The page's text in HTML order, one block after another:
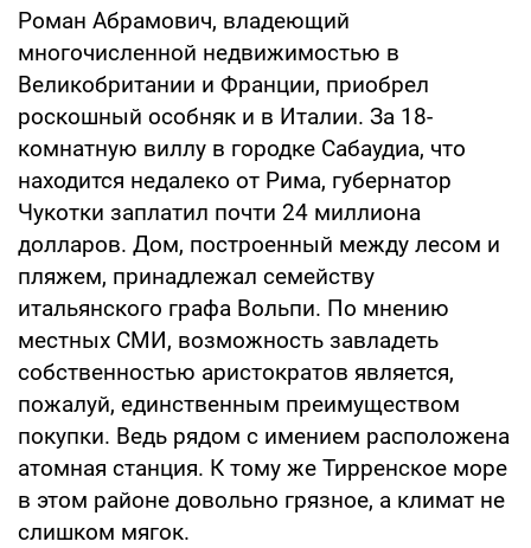
Роман Абрамович, владеющий
многочисленной недвижимостью в
Великобритании и Франции, приобрел
роскошный особняк и в Италии. За 18-
комнатную виллу в городке Сабаудиа, что
находится недалеко от Рима, губернатор
Чукотки заплатил почти 24 миллиона
долларов. Дом, построенный между лесом и
пляжем, принадлежал семейству
итальянского графа Вольпи. По мнению
местных СМИ, возможность завладеть
собственностью аристократов является,
пожалуй, единственным преимуществом
покупки. Ведь рядом с имением расположена
атомная станция. К тому же Тирренское море
в этом районе довольно грязное, а климат не
слишком мягок.